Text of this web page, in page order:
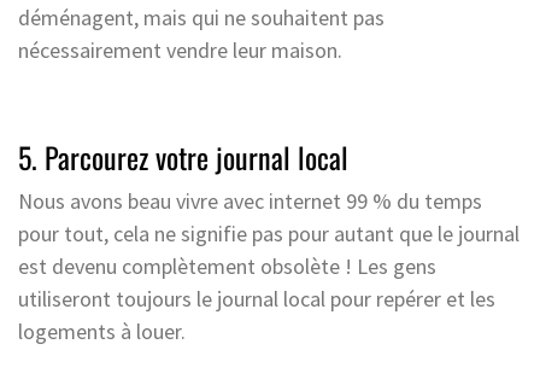
déménagent, mais qui ne souhaitent pas
nécessairement vendre leur maison.
5. Parcourez votre journal local
Nous avons beau vivre avec internet 99 % du temps
pour tout, cela ne signifie pas pour autant que le journal
est devenu complètement obsolète ! Les gens
utiliseront toujours le journal local pour repérer et les
logements à louer.